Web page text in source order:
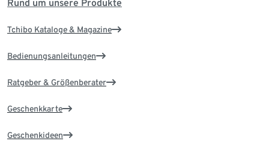
Rund um unsere Produkte
Tchibo Kataloge & Magazine
Bedienungsanleitungen
Ratgeber & Größenberater
Geschenkkarte
Geschenkideen